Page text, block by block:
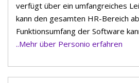
verfügt über ein umfangreiches
kann den gesamten HR-Bereich
Funktionsumfang der Software
..Mehr über Personio erfahren